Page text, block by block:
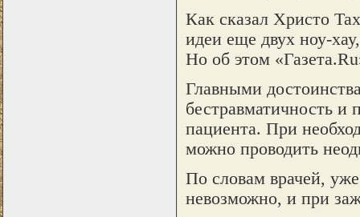
Как сказал Христо
идеи еще двух ноу-
Но об этом
Главными
бестравматичность и
пациента. При
можно проводить
По словам врачей,
невозможно, и при